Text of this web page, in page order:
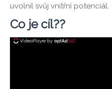
uvolnil svůj vnitřní potenciál.
Co je cíl??